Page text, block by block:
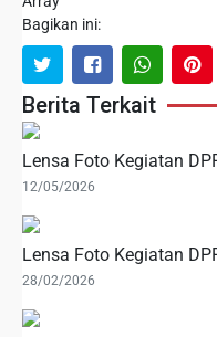
Bagikan ini:
Berita Terkait
Lensa Foto Kegiatan
12/05/2026
Lensa Foto Kegiatan
28/02/2026